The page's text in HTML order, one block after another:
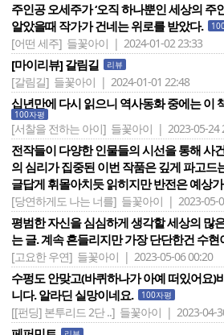
주인공 오세주가 ‘오직 하나뿐인 세상의 주
알았을때 작가가 건네는 위로를 받았다.
[어떤 세주] 들꽃아이 | 2024-01-02 23:33
[마이리뷰] 갈림길 리뷰
[갈림길] 들꽃아이 | 2024-01-01 22:48
십년만에 다시 읽으니 역사동화 중에는 이
100자평
[서찰을 전하는 아이] 들꽃아이 | 2023-05-24
전작들이 다양한 인물들의 시선을 통해 사
의 심리가 집중된 이번 작품은 깊게 파고드
글답게 휘몰아치듯 읽히지만 반전은 예상
[당연하게도 나는 너를] 들꽃아이 | 2023-05-
평범한 자신을 심심하게 생각할 세상의 많
는 글. 계속 흔들리지만 가장 단단한건 수현
[고요한 우연] 들꽃아이 | 2023-05-06 00:20
수펑도 안맞고(바퀴하나가 아예 떠있어요)
니다. 알라딘 실망이네요.
100자평
[[펀딩] 본투리드 2단 ..] 들꽃아이 | 2023-04-